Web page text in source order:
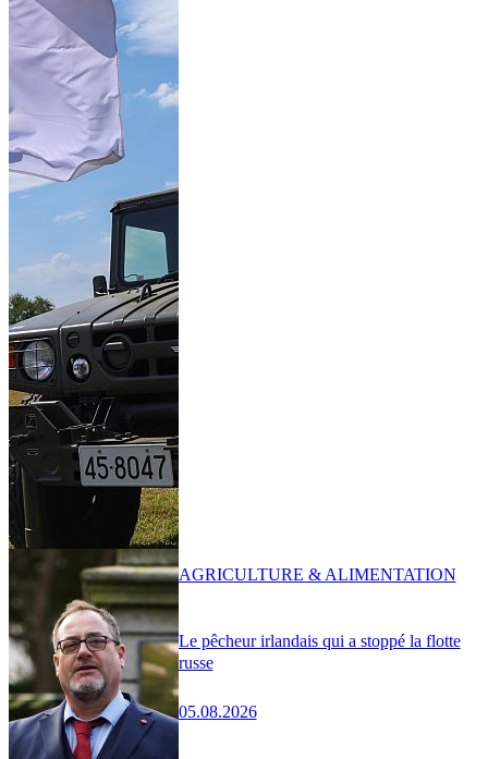
Le pêcheur irlandais qui a stoppé la flotte
russe
05.08.2026
AGRICULTURE & ALIMENTATION